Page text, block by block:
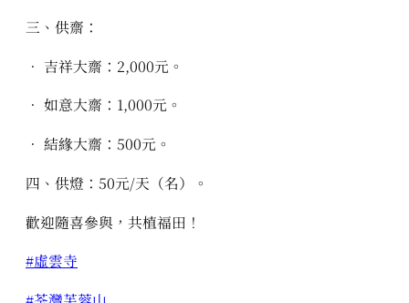
三、供齋：
• 吉祥大齋：2,000元。
• 如意大齋：1,000元。
• 結緣大齋：500元。
四、供燈：50元/天（名）。
歡迎隨喜參與，共植福田！
#虛雲寺